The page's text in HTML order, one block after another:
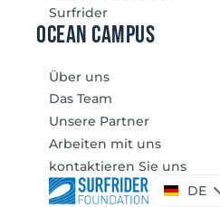
Sprache
auswählen
DE
Surfrider
Ocean Campus
Über uns
Das Team
Unsere Partner
Arbeiten mit uns
kontaktieren Sie uns